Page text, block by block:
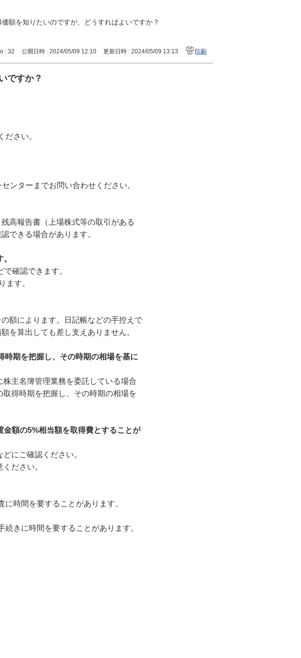
額を知りたいのですが、どうすればよいですか？
: 32 公開日時 : 2024/05/09 12:10 更新日時 : 2024/05/09 13:13 印刷
ですか？
さい。
ンターまでお問い合わせください。
報告書（上場株式等の取引がある
きる場合があります。
確認できます。
す。
によります。日記帳などの手控えで
算出しても差し支えありません。
時期を把握し、その時期の相場を基に
名簿管理業務を委託している場合
時期を把握し、その時期の相場を
金額の5%相当額を取得費とすることが
にご確認ください。
ださい。
時間を要することがあります。
きに時間を要することがあります。